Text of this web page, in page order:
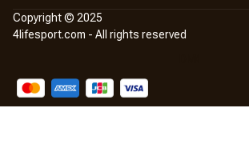
Copyright © 2025
4lifesport.com - All rights reserved